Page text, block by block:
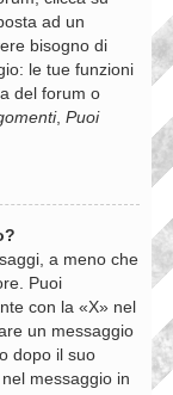
ad un
bisogno di
le tue funzioni
del forum o
, Puoi
a meno che
Puoi
con la «X» nel
un messaggio
dopo il suo
nel messaggio in